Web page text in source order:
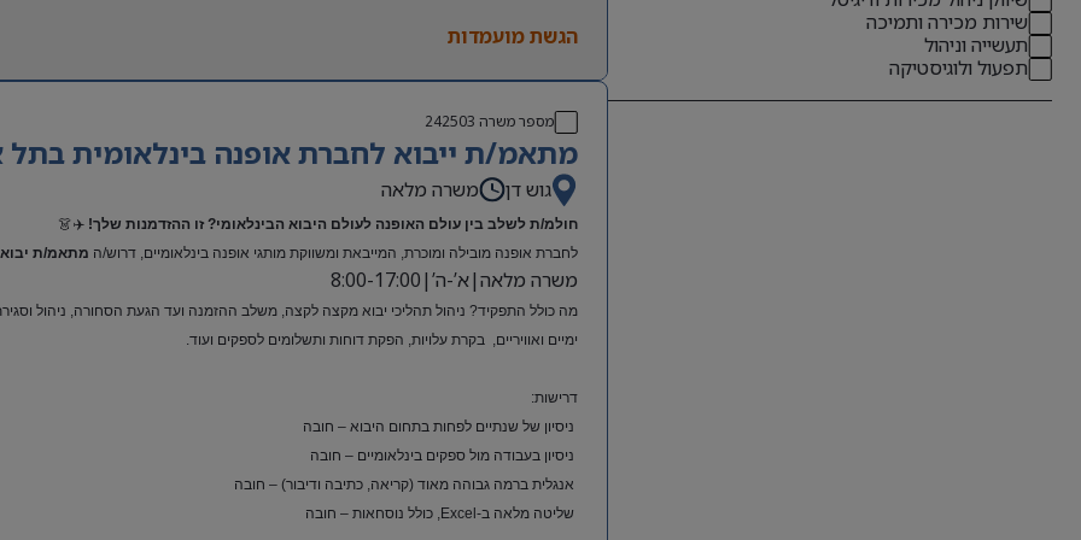
שירות מכירה ותמיכה
תעשייה וניהול
תפעול ולוגיסטיקה
הגשת מועמדות
מספר משרה 242503
מתאמ/ת ייבוא לחברת אופנה בינלאומית בתל
גוש דן משרה מלאה
חולמ/ת לשלב בין עולם האופנה לעולם היבוא הבינלאומי? זו ההזדמנות שלך! ✈️👗
לחברת אופנה מובילה ומוכרת, המייבאת ומשווקת מותגי אופנה בינלאומיים, דרוש/ה מתאמ/ת
משרה מלאה|א’-ה’|8:00-17:00
מה כולל התפקיד? ניהול תהליכי יבוא מקצה לקצה, משלב ההזמנה ועד הגעת הסחורה, ניהול
ימיים ואוויריים, בקרת עלויות, הפקת דוחות ותשלומים לספקים ועוד.
דרישות:
ניסיון של שנתיים לפחות בתחום היבוא – חובה
ניסיון בעבודה מול ספקים בינלאומיים – חובה
אנגלית ברמה גבוהה מאוד (קריאה, כתיבה ודיבור) – חובה
שליטה מלאה ב-Excel, כולל נוסחאות – חובה